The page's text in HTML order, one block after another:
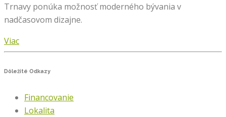
Trnavy ponúka možnosť moderného bývania v
nadčasovom dizajne.
Viac
Dôležité Odkazy
Financovanie
Lokalita